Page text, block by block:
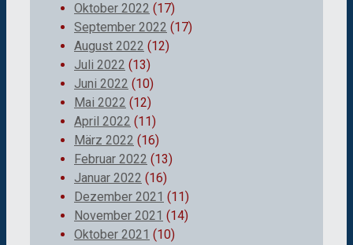
Oktober 2022 (17)
September 2022 (17)
August 2022 (12)
Juli 2022 (13)
Juni 2022 (10)
Mai 2022 (12)
April 2022 (11)
März 2022 (16)
Februar 2022 (13)
Januar 2022 (16)
Dezember 2021 (11)
November 2021 (14)
Oktober 2021 (10)